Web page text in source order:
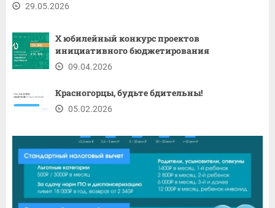
29.05.2026
X юбилейный конкурс проектов
инициативного бюджетирования
09.04.2026
Красногорцы, будьте бдительны!
05.02.2026